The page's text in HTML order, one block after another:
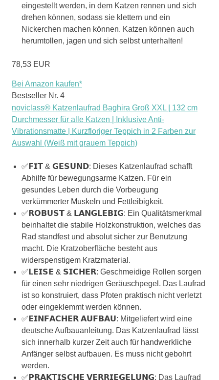
eingestellt werden, in dem Katzen rennen und sich
drehen können, sodass sie klettern und ein
Nickerchen machen können. Katzen können auch
herumtollen, jagen und sich selbst unterhalten!
78,53 EUR
Bei Amazon kaufen*
Bestseller Nr. 4
noviclass® Katzenlaufrad Baghira Groß XXL | 132 cm
Durchmesser für alle Katzen | Inklusive Anti-
Vibrationsmatte | Kurzfloriger Teppich in 2 Farben zur
Auswahl (Weiß mit grauem Teppich)
✅𝗙𝗜𝗧 & 𝗚𝗘𝗦𝗨𝗡𝗗: Dieses Katzenlaufrad schafft
Abhilfe für bewegungsarme Katzen. Für ein
gesundes Leben durch die Vorbeugung
verkümmerter Muskeln und Fettleibigkeit.
✅𝗥𝗢𝗕𝗨𝗦𝗧 & 𝗟𝗔𝗡𝗚𝗟𝗘𝗕𝗜𝗚: Ein Qualitätsmerkmal
beinhaltet die stabile Holzkonstruktion, welches das
Rad standfest und absolut sicher zur Benutzung
macht. Die Kratzoberfläche besteht aus
widerspenstigem Kratzmaterial.
✅𝗟𝗘𝗜𝗦𝗘 & 𝗦𝗜𝗖𝗛𝗘𝗥: Geschmeidige Rollen sorgen
für einen sehr niedrigen Geräuschpegel. Das Laufrad
ist so konstruiert, dass Pfoten praktisch nicht verletzt
oder eingeklemmt werden können.
✅𝗘𝗜𝗡𝗙𝗔𝗖𝗛𝗘𝗥 𝗔𝗨𝗙𝗕𝗔𝗨: Mitgeliefert wird eine
deutsche Aufbauanleitung. Das Katzenlaufrad lässt
sich innerhalb kurzer Zeit auch für handwerkliche
Anfänger selbst aufbauen. Es muss nicht gebohrt
werden.
✅𝗣𝗥𝗔𝗞𝗧𝗜𝗦𝗖𝗛𝗘 𝗩𝗘𝗥𝗥𝗜𝗘𝗚𝗘𝗟𝗨𝗡𝗚: Das Laufrad